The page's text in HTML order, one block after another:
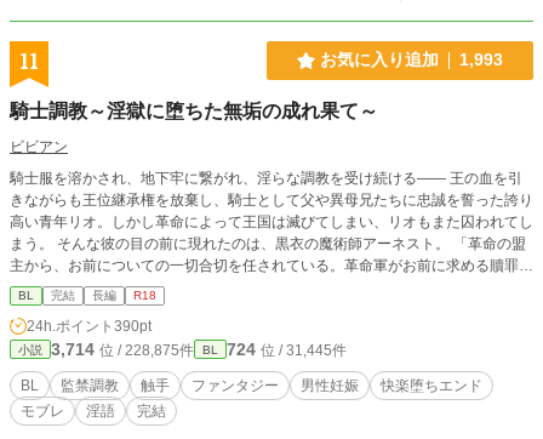
らに。 地雷ありましたらバックお願い致します。 BL恋愛ゲームに転生 近親相姦
自称モブ 主人公無自覚受け 主人公総愛され 溺愛 男しかいない世界 男性妊娠 シ
ョタ受け (幼少期は本場なし) それ以外はあるかも ご都合チート ただイチャイチ
ャ ハピエン 兄弟固定カプ 作中に出てくるセリフ解説 ✱学園編 5話 カディラリオ
うろっと覚えとけば〜 訳:何となくで覚えとけば (うろ覚えなどのうろの事で造
語です。)
11 お気に入り追加 1,993
騎士調教～淫獄に堕ちた無垢の成れ果て～
ビビアン
騎士服を溶かされ、地下牢に繋がれ、淫らな調教を受け続ける―― 王の血を引
きながらも王位継承権を放棄し、騎士として父や異母兄たちに忠誠を誓った誇り
高い青年リオ。しかし革命によって王国は滅びてしまい、リオもまた囚われてし
まう。 そんな彼の目の前に現れたのは、黒衣の魔術師アーネスト。 「革命の盟
主から、お前についての一切合切を任されている。革命軍がお前に求める贖罪
は……『妊娠』だ」 そして、長い雌化調教の日々が始まった。 ※1日2回更新 ※
ほぼ全編エロ ※タグ欄に入りきらなかった特殊プレイ→拘束(分娩台、X字磔、
宙吊りなど)、スパンキング(パドル、ハンド)、乳首開発、睡眠姦、ドスケベ衣
装、近親相姦など
BL 完結 長編 R18
24h.ポイント 390pt
小説 3,714 位 / 228,875件 BL 724 位 / 31,445件
BL 監禁調教 触手 ファンタジー 男性妊娠
快楽堕ちエンド
モブレ
淫語 完結